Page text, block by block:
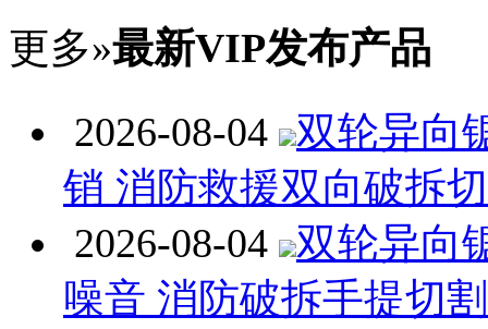
更多»最新VIP发布产品
2026-08-04
双轮异向
销 消防救援双向破拆
2026-08-04
双轮异向
噪音 消防破拆手提切